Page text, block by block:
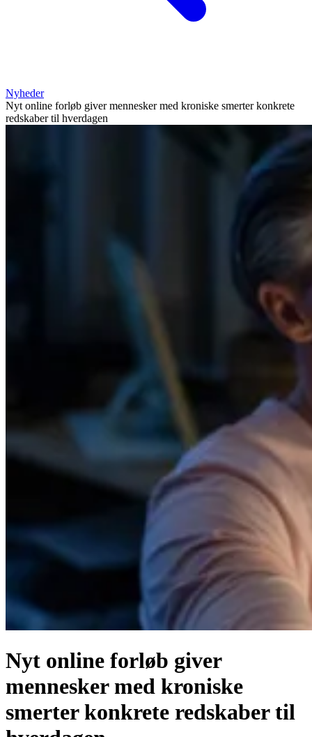
Nyheder
Nyt online forløb giver mennesker med kroniske smerter konkrete
redskaber til hverdagen
Nyt online forløb giver
mennesker med kroniske
smerter konkrete redskaber til